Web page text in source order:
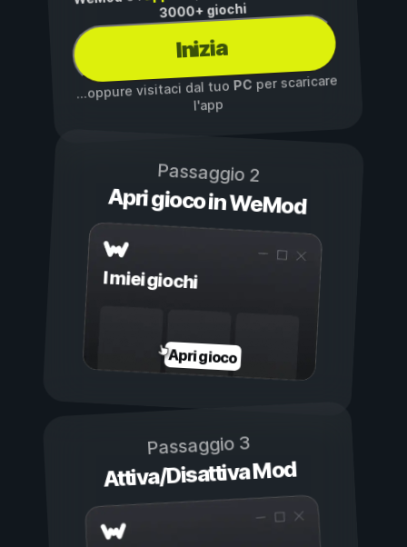
3000+ giochi
Inizia
...oppure visitaci dal tuoPC per scaricare
l'app
Passaggio 2
Apri gioco in WeMod
I miei giochi
Apri gioco
Passaggio 3
Attiva/Disattiva Mod